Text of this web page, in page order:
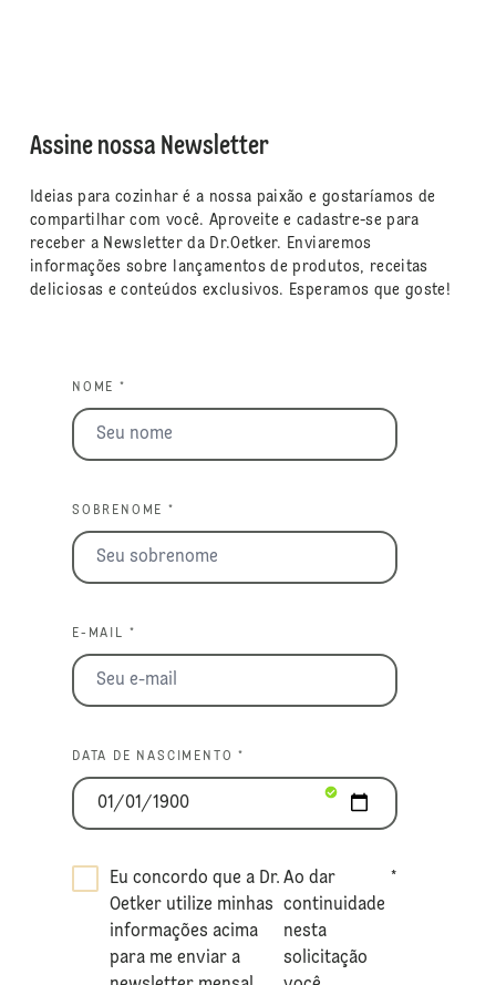
Assine nossa Newsletter
Ideias para cozinhar é a nossa paixão e gostaríamos de
compartilhar com você. Aproveite e cadastre-se para
receber a Newsletter da Dr.Oetker. Enviaremos
informações sobre lançamentos de produtos, receitas
deliciosas e conteúdos exclusivos. Esperamos que goste!
NOME *
SOBRENOME *
E-MAIL *
DATA DE NASCIMENTO *
Eu concordo que a Dr.
Oetker utilize minhas
informações acima
para me enviar a
Ao dar
continuidade
nesta
solicitação
*